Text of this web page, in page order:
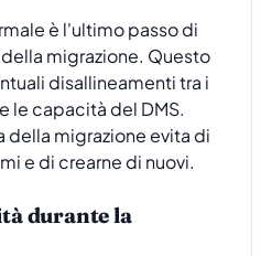
è l'ultimo passo di
migrazione. Questo
disallineamenti tra i
le capacità del DMS.
della migrazione evita di
e di crearne di nuovi.
durante la